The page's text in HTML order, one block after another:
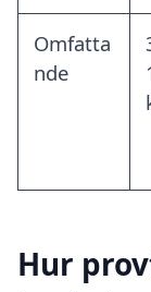
Omfatta
nde
Hur